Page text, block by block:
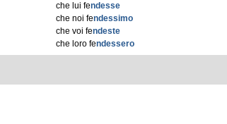
che lui fendesse
che noi fendessimo
che voi fendeste
che loro fendessero